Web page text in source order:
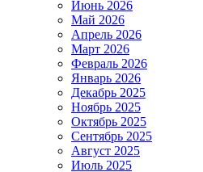
Июнь 2026
Май 2026
Апрель 2026
Март 2026
Февраль 2026
Январь 2026
Декабрь 2025
Ноябрь 2025
Октябрь 2025
Сентябрь 2025
Август 2025
Июль 2025